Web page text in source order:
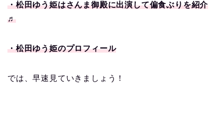
・松田ゆう姫はさんま御殿に出演して偏食ぶりを紹介
♬
・松田ゆう姫のプロフィール
では、早速見ていきましょう！